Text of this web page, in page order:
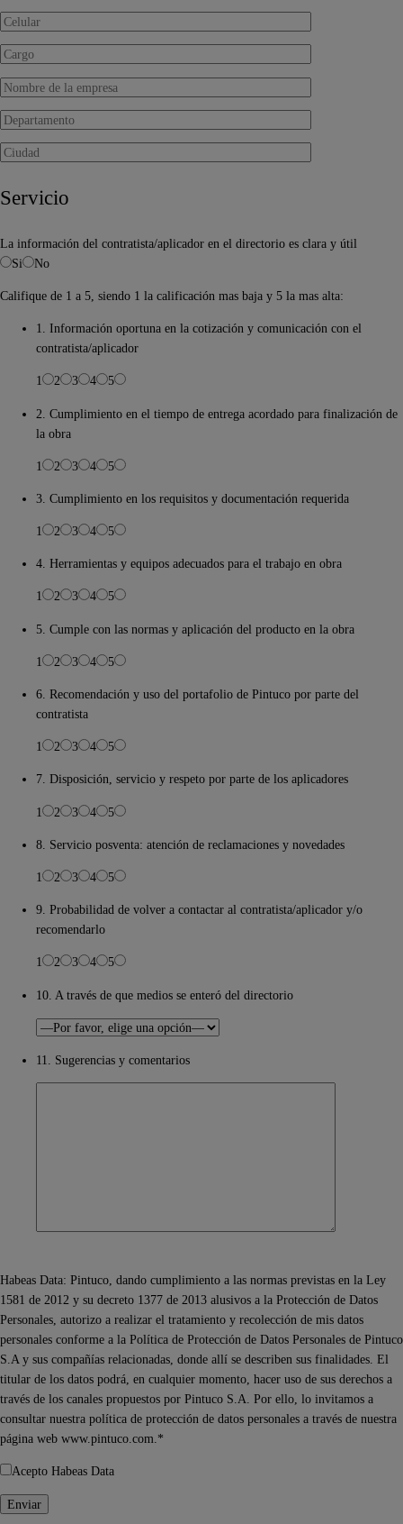
Servicio
La información del contratista/aplicador en el directorio es clara y útil
Si
No
Califique de 1 a 5, siendo 1 la calificación mas baja y 5 la mas alta:
1. Información oportuna en la cotización y comunicación con el
contratista/aplicador
1 2 3 4 5
2. Cumplimiento en el tiempo de entrega acordado para finalización de
la obra
1 2 3 4 5
3. Cumplimiento en los requisitos y documentación requerida
1 2 3 4 5
4. Herramientas y equipos adecuados para el trabajo en obra
1 2 3 4 5
5. Cumple con las normas y aplicación del producto en la obra
1 2 3 4 5
6. Recomendación y uso del portafolio de Pintuco por parte del
contratista
1 2 3 4 5
7. Disposición, servicio y respeto por parte de los aplicadores
1 2 3 4 5
8. Servicio posventa: atención de reclamaciones y novedades
1 2 3 4 5
9. Probabilidad de volver a contactar al contratista/aplicador y/o
recomendarlo
1 2 3 4 5
10. A través de que medios se enteró del directorio
11. Sugerencias y comentarios
Habeas Data: Pintuco, dando cumplimiento a las normas previstas en la Ley
1581 de 2012 y su decreto 1377 de 2013 alusivos a la Protección de Datos
Personales, autorizo a realizar el tratamiento y recolección de mis datos
personales conforme a la Política de Protección de Datos Personales de Pintuco
S.A y sus compañías relacionadas, donde allí se describen sus finalidades. El
titular de los datos podrá, en cualquier momento, hacer uso de sus derechos a
través de los canales propuestos por Pintuco S.A. Por ello, lo invitamos a
consultar nuestra política de protección de datos personales a través de nuestra
página web www.pintuco.com.*
Acepto Habeas Data